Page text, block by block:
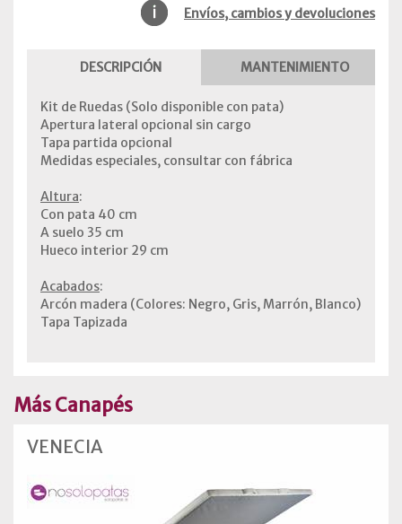
Envíos, cambios y devoluciones
DESCRIPCIÓN MANTENIMIENTO
Kit de Ruedas (Solo disponible con pata)
Apertura lateral opcional sin cargo
Tapa partida opcional
Medidas especiales, consultar con fábrica
Altura:
Con pata 40 cm
A suelo 35 cm
Hueco interior 29 cm
Acabados:
Arcón madera (Colores: Negro, Gris, Marrón, Blanco)
Tapa Tapizada
Más Canapés
VENECIA